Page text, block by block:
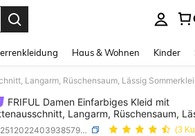
Haus & Wohnen Kinder
Langarm, Rüschensaum, Lässig
FRIFUL Damen Einfarbiges Kleid mit
Langarm, Rüschensaum,
SKU: sz251202240393857930 (3